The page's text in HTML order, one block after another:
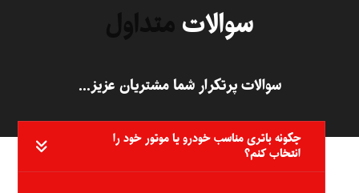
سوالات
سوالات پرتکرار شما مشتریان عزیز...
چگونه باتری مناسب خودرو یا موتور خود را
انتخاب کنم؟